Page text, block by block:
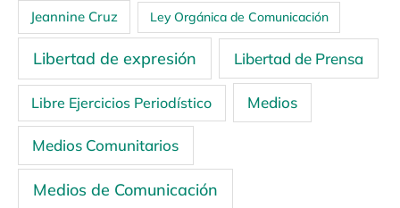
Jeannine Cruz Ley Orgánica de Comunicación
Libertad de expresión Libertad de Prensa
Libre Ejercicios Periodístico Medios
Medios Comunitarios
Medios de Comunicación